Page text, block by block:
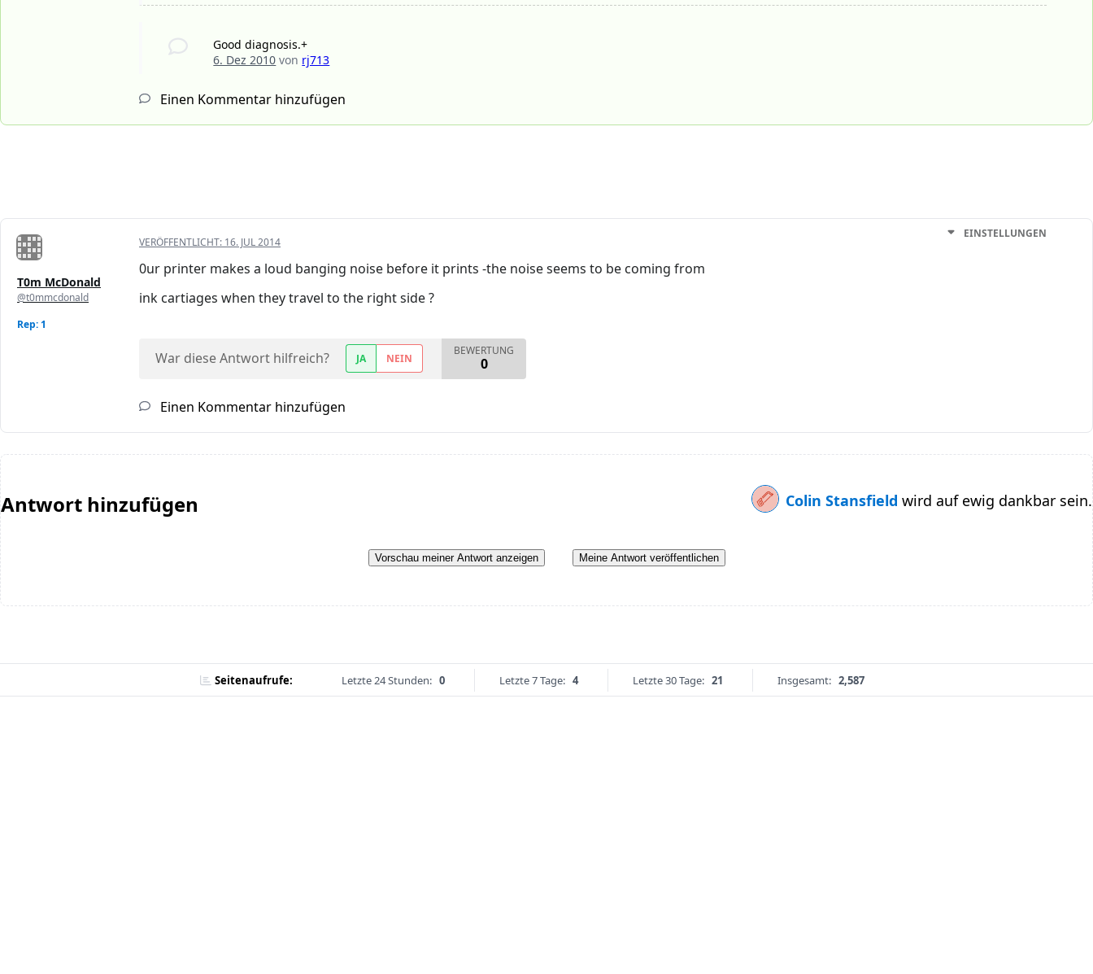
Good diagnosis.+
6. Dez 2010 von rj713
Einen Kommentar hinzufügen
T0m McDonald
@t0mmcdonald
Rep: 1
VERÖFFENTLICHT: 16. JUL 2014
EINSTELLUNGEN
0ur printer makes a loud banging noise before it prints -the noise seems to be coming from
ink cartiages when they travel to the right side ?
War diese Antwort hilfreich? JA NEIN
BEWERTUNG
0
Einen Kommentar hinzufügen
Antwort hinzufügen Colin Stansfield wird auf ewig dankbar sein.
Vorschau meiner Antwort anzeigen Meine Antwort veröffentlichen
Seitenaufrufe: Letzte 24 Stunden: 0 Letzte 7 Tage: 4 Letzte 30 Tage: 21 Insgesamt: 2,587